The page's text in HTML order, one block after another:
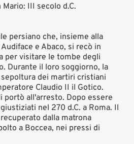
III secolo d.C.
persiano che, insieme alla
e Abaco, si recò in
per visitare le tombe degli
Durante il loro soggiorno, la
dei martiri cristiani
Claudio II il Gotico.
portò all'arresto. Dopo essere
nel 270 d.C. a Roma. Il
dalla matrona
a Boccea, nei pressi di